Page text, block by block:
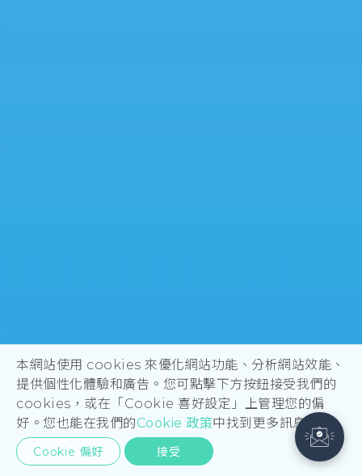
本網站使用 cookies 來優化網站功能、分析網站效能、
提供個性化體驗和廣告。您可點擊下方按鈕接受我們的
cookies，或在「Cookie 喜好設定」上管理您的偏
好。您也能在我們的Cookie 政策中找到更多訊息。
Cookie 偏好 接受